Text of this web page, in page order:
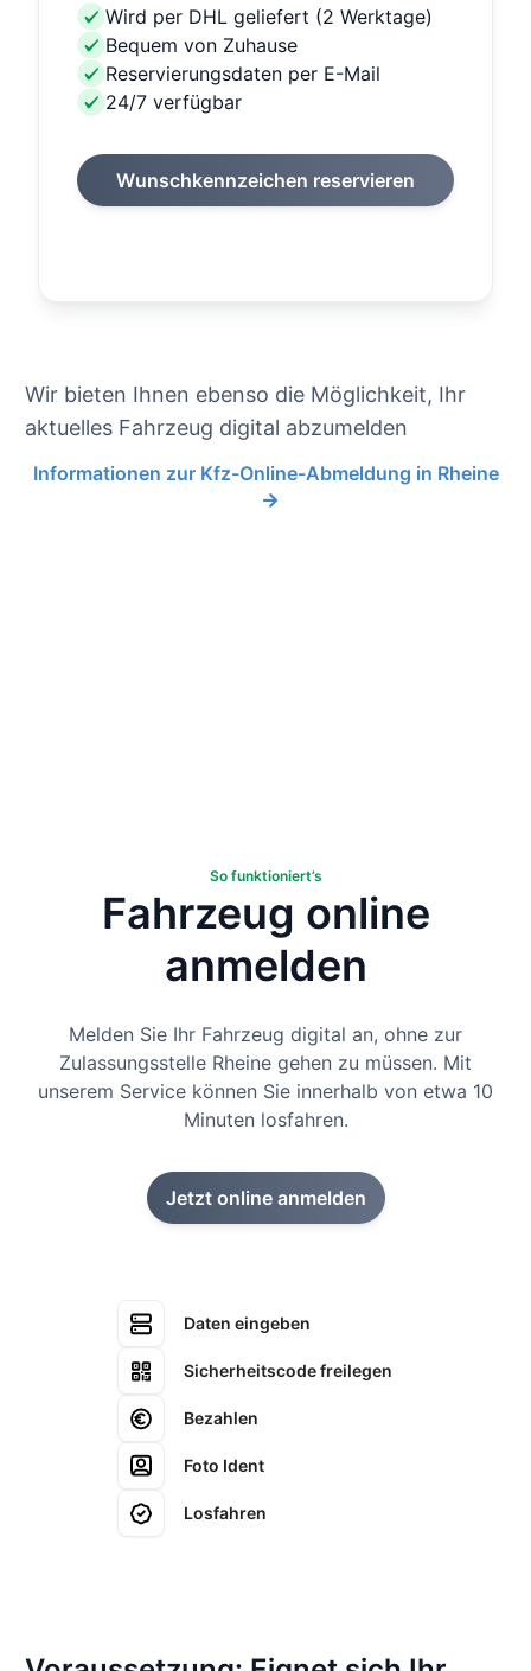
Wird per DHL geliefert (2 Werktage)
Bequem von Zuhause
Reservierungsdaten per E-Mail
24/7 verfügbar
Wunschkennzeichen reservieren
Wir bieten Ihnen ebenso die Möglichkeit, Ihr
aktuelles Fahrzeug digital abzumelden
Informationen zur Kfz-Online-Abmeldung in Rheine
So funktioniert’s
Fahrzeug online
anmelden
Melden Sie Ihr Fahrzeug digital an, ohne zur
Zulassungsstelle Rheine gehen zu müssen. Mit
unserem Service können Sie innerhalb von etwa 10
Minuten losfahren.
Jetzt online anmelden
Daten eingeben
Sicherheitscode freilegen
Bezahlen
Foto Ident
Losfahren